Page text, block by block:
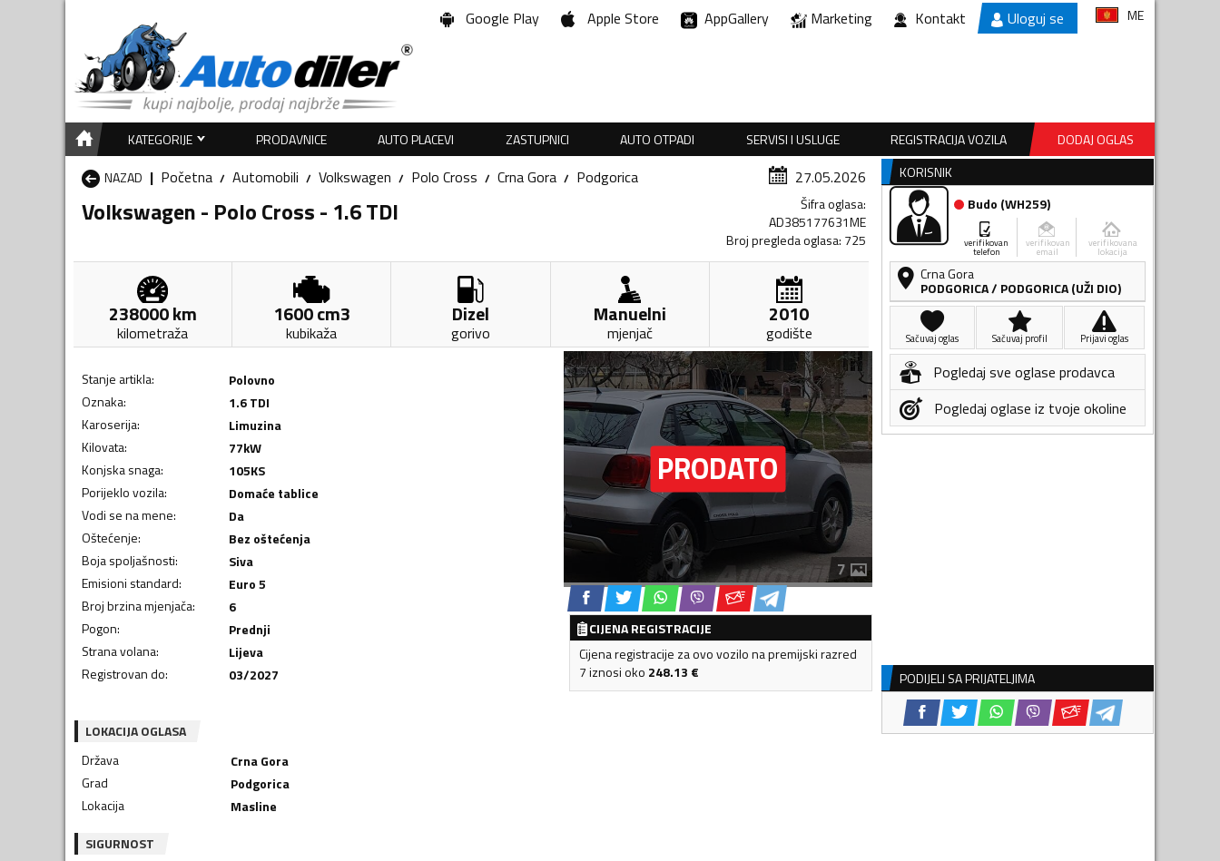
Google Play Apple Store AppGallery Marketing Kontakt Uloguj se ME
KATEGORIJE PRODAVNICE AUTO PLACEVI ZASTUPNICI AUTO OTPADI SERVISI I USLUGE REGISTRACIJA VOZILA
DODAJ OGLAS
NAZAD
Početna Automobili Volkswagen Polo Cross Crna Gora Podgorica 27.05.2026
Volkswagen - Polo Cross - 1.6 TDI Šifra oglasa:
AD385177631ME
Broj pregleda oglasa: 725
238000km
kilometraža
1600cm3
kubikaža
Dizel
gorivo
Manuelni
mjenjač
2010
godište
Stanje artikla:
Polovno
Oznaka:
1.6 TDI
Karoserija:
Limuzina
Kilovata: 77kW
Konjska snaga: 105KS
Porijeklo vozila:
Domaće tablice
Vodi se na mene:
Da
Oštećenje:
Bez oštećenja
Boja spoljašnosti:
Siva
Emisioni standard:
Euro 5
Broj brzina mjenjača:
6
Pogon:
Prednji
Strana volana:
Lijeva
Registrovan do: 03/2027
7
CIJENA REGISTRACIJE
Cijena registracije za ovo vozilo na premijski razred
7 iznosi oko 248.13 €
LOKACIJA OGLASA
Država
Crna Gora
Grad
Podgorica
Lokacija
Masline
SIGURNOST
KORISNIK
Budo (WH259)
verifikovan
telefon
verifikovan
email
verifikovana
lokacija
Crna Gora
PODGORICA/ PODGORICA (UŽI DIO)
Sačuvaj oglas Sačuvaj profil Prijavi oglas
Pogledaj sve oglase prodavca
Pogledaj oglase iz tvoje okoline
PODIJELI SA PRIJATELJIMA